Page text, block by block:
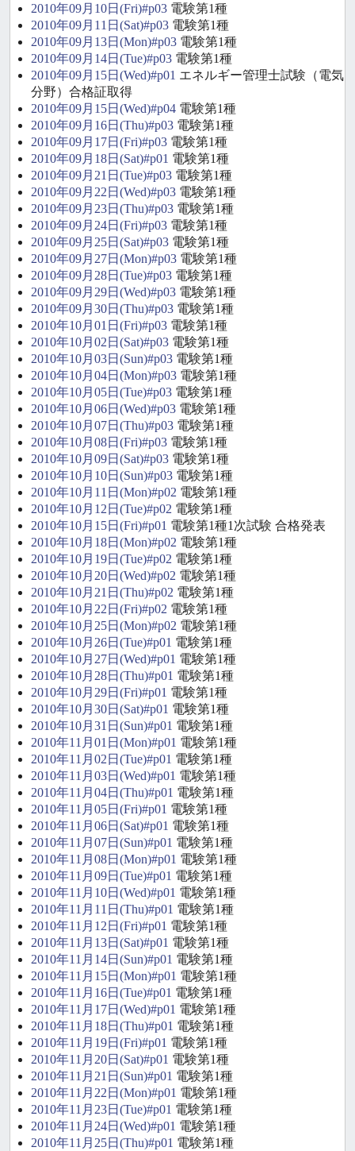
2010年09月10日(Fri)#p03 電験第1種
2010年09月11日(Sat)#p03 電験第1種
2010年09月13日(Mon)#p03 電験第1種
2010年09月14日(Tue)#p03 電験第1種
2010年09月15日(Wed)#p01 エネルギー管理士試験（電気
分野）合格証取得
2010年09月15日(Wed)#p04 電験第1種
2010年09月16日(Thu)#p03 電験第1種
2010年09月17日(Fri)#p03 電験第1種
2010年09月18日(Sat)#p01 電験第1種
2010年09月21日(Tue)#p03 電験第1種
2010年09月22日(Wed)#p03 電験第1種
2010年09月23日(Thu)#p03 電験第1種
2010年09月24日(Fri)#p03 電験第1種
2010年09月25日(Sat)#p03 電験第1種
2010年09月27日(Mon)#p03 電験第1種
2010年09月28日(Tue)#p03 電験第1種
2010年09月29日(Wed)#p03 電験第1種
2010年09月30日(Thu)#p03 電験第1種
2010年10月01日(Fri)#p03 電験第1種
2010年10月02日(Sat)#p03 電験第1種
2010年10月03日(Sun)#p03 電験第1種
2010年10月04日(Mon)#p03 電験第1種
2010年10月05日(Tue)#p03 電験第1種
2010年10月06日(Wed)#p03 電験第1種
2010年10月07日(Thu)#p03 電験第1種
2010年10月08日(Fri)#p03 電験第1種
2010年10月09日(Sat)#p03 電験第1種
2010年10月10日(Sun)#p03 電験第1種
2010年10月11日(Mon)#p02 電験第1種
2010年10月12日(Tue)#p02 電験第1種
2010年10月15日(Fri)#p01 電験第1種1次試験 合格発表
2010年10月18日(Mon)#p02 電験第1種
2010年10月19日(Tue)#p02 電験第1種
2010年10月20日(Wed)#p02 電験第1種
2010年10月21日(Thu)#p02 電験第1種
2010年10月22日(Fri)#p02 電験第1種
2010年10月25日(Mon)#p02 電験第1種
2010年10月26日(Tue)#p01 電験第1種
2010年10月27日(Wed)#p01 電験第1種
2010年10月28日(Thu)#p01 電験第1種
2010年10月29日(Fri)#p01 電験第1種
2010年10月30日(Sat)#p01 電験第1種
2010年10月31日(Sun)#p01 電験第1種
2010年11月01日(Mon)#p01 電験第1種
2010年11月02日(Tue)#p01 電験第1種
2010年11月03日(Wed)#p01 電験第1種
2010年11月04日(Thu)#p01 電験第1種
2010年11月05日(Fri)#p01 電験第1種
2010年11月06日(Sat)#p01 電験第1種
2010年11月07日(Sun)#p01 電験第1種
2010年11月08日(Mon)#p01 電験第1種
2010年11月09日(Tue)#p01 電験第1種
2010年11月10日(Wed)#p01 電験第1種
2010年11月11日(Thu)#p01 電験第1種
2010年11月12日(Fri)#p01 電験第1種
2010年11月13日(Sat)#p01 電験第1種
2010年11月14日(Sun)#p01 電験第1種
2010年11月15日(Mon)#p01 電験第1種
2010年11月16日(Tue)#p01 電験第1種
2010年11月17日(Wed)#p01 電験第1種
2010年11月18日(Thu)#p01 電験第1種
2010年11月19日(Fri)#p01 電験第1種
2010年11月20日(Sat)#p01 電験第1種
2010年11月21日(Sun)#p01 電験第1種
2010年11月22日(Mon)#p01 電験第1種
2010年11月23日(Tue)#p01 電験第1種
2010年11月24日(Wed)#p01 電験第1種
2010年11月25日(Thu)#p01 電験第1種